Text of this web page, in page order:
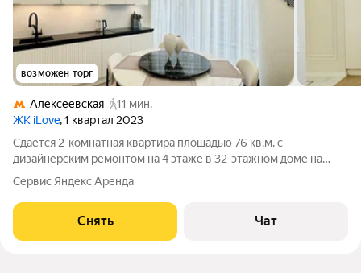
возможен торг
Алексеевская
11 мин.
ЖК iLove, 1 квартал 2023
Сдаётся 2-комнатная квартира площадью 76 кв.м. с
дизайнерским ремонтом на 4 этаже в 32-этажном доме на
срок от 11 месяцев. Из техники есть: Телевизор Духовой шкаф
Стиральная машина Холодильник Посудомоечная машина
Кондиционер Микроволновка Дом
Сервис Яндекс Аренда
Снять Чат